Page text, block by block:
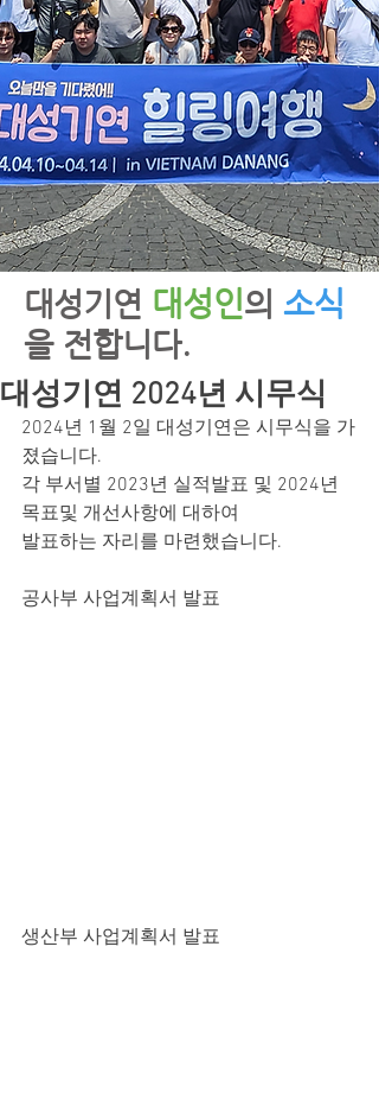
​대성기연 대성인의 소식
을 전합니다.
대성기연 2024년 시무식
2024년 1월 2일 대성기연은 시무식을 가
졌습니다.
각 부서별 2023년 실적발표 및 2024년
목표및 개선사항에 대하여
발표하는 자리를 마련했습니다.
공사부 사업계획서 발표
생산부 사업계획서 발표